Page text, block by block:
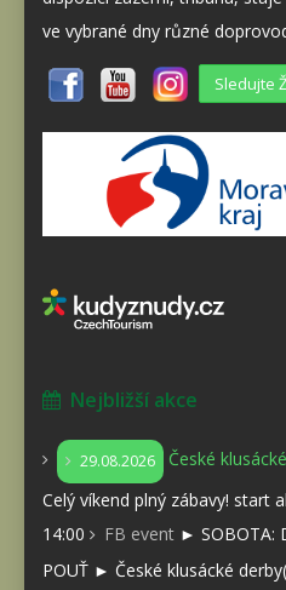
ve vybrané dny různé
Sledujte
Nejbližší akce
29.08.2026
České
Celý víkend plný zábavy! start
14:00
FB event ► SOBOTA:
POUŤ ► České klusácké